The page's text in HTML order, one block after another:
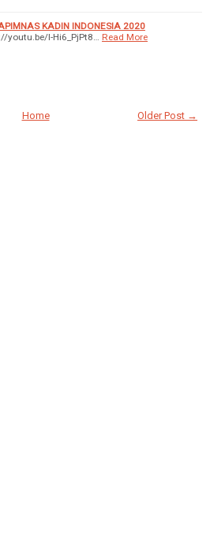
KADIN INDONESIA 2020
youtu.be/l-Hi6_PjPt8…
Read More
Older Post →
Home